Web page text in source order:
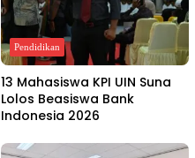
Pendidikan
13 Mahasiswa KPI UIN Suna
Lolos Beasiswa Bank
Indonesia 2026